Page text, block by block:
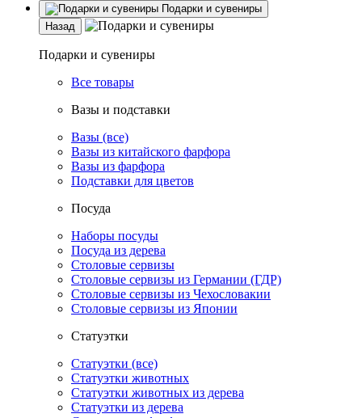
Подарки и сувениры
Назад
Подарки и сувениры
Все товары
Вазы и подставки
Вазы (все)
Вазы из китайского фарфора
Вазы из фарфора
Подставки для цветов
Посуда
Наборы посуды
Посуда из дерева
Столовые сервизы
Столовые сервизы из Германии (ГДР)
Столовые сервизы из Чехословакии
Столовые сервизы из Японии
Статуэтки
Статуэтки (все)
Статуэтки животных
Статуэтки животных из дерева
Статуэтки из дерева